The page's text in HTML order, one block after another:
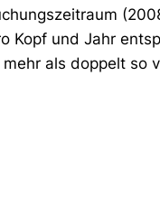
Kopf und Jahr
als doppelt so